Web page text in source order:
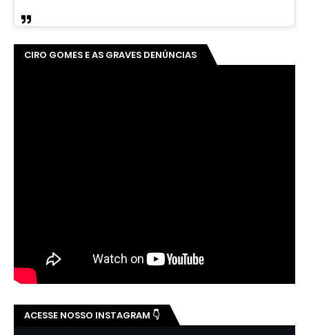
CIRO GOMES E AS GRAVES DENÚNCIAS
ACESSE NOSSO INSTAGRAM 👇